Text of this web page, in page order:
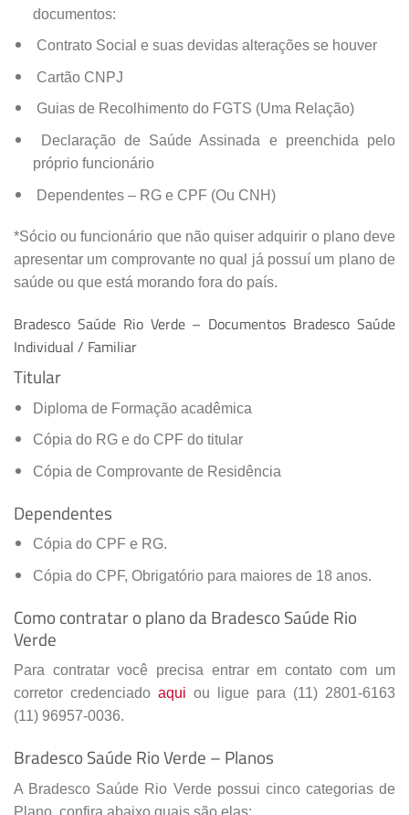
documentos:
Contrato Social e suas devidas alterações se houver
Cartão CNPJ
Guias de Recolhimento do FGTS (Uma Relação)
Declaração de Saúde Assinada e preenchida pelo
próprio funcionário
Dependentes – RG e CPF (Ou CNH)
*Sócio ou funcionário que não quiser adquirir o plano deve
apresentar um comprovante no qual já possuí um plano de
saúde ou que está morando fora do país.
Bradesco Saúde Rio Verde – Documentos Bradesco Saúde
Individual / Familiar
Titular
Diploma de Formação acadêmica
Cópia do RG e do CPF do titular
Cópia de Comprovante de Residência
Dependentes
Cópia do CPF e RG.
Cópia do CPF, Obrigatório para maiores de 18 anos.
Como contratar o plano da Bradesco Saúde Rio
Verde
Para contratar você precisa entrar em contato com um
corretor credenciado aqui ou ligue para (11) 2801-6163
(11) 96957-0036.
Bradesco Saúde Rio Verde – Planos
A Bradesco Saúde Rio Verde possui cinco categorias de
Plano, confira abaixo quais são elas: